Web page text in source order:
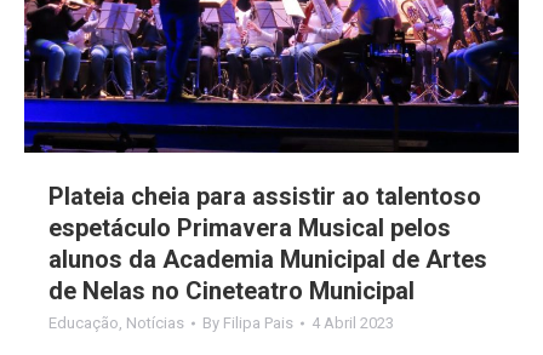
Plateia cheia para assistir ao talentoso
espetáculo Primavera Musical pelos
alunos da Academia Municipal de Artes
de Nelas no Cineteatro Municipal
Educação, Notícias By Filipa Pais 4 Abril 2023